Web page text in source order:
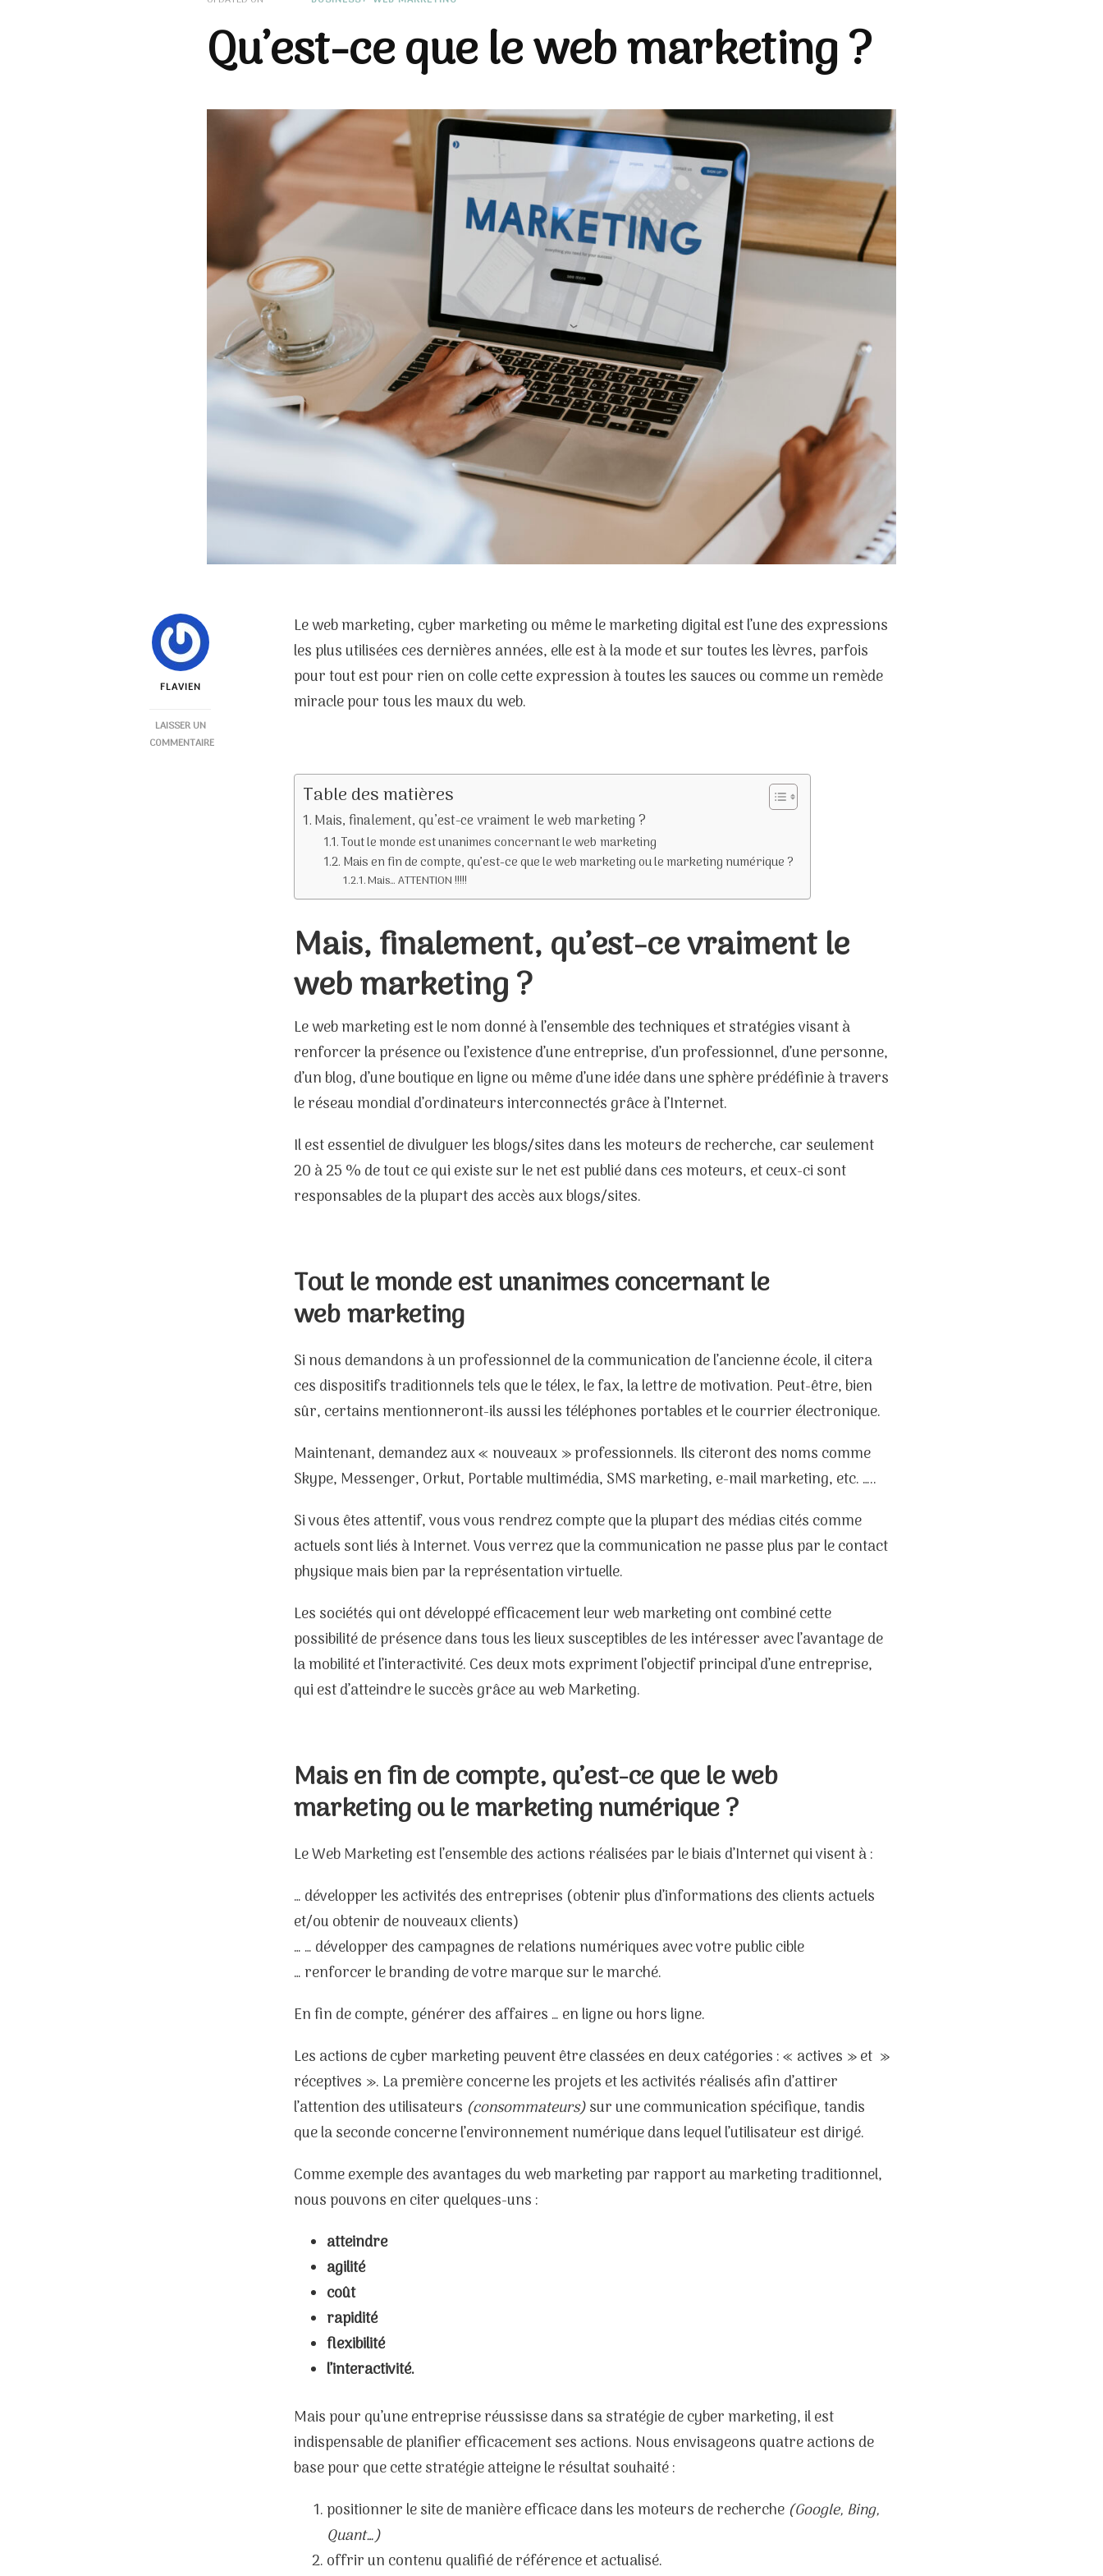
Qu’est-ce que le web marketing ?
FLAVIEN
LAISSER UN
COMMENTAIRE
Le web marketing, cyber marketing ou même le marketing digital est l’une des expressions
les plus utilisées ces dernières années, elle est à la mode et sur toutes les lèvres, parfois
pour tout est pour rien on colle cette expression à toutes les sauces ou comme un remède
miracle pour tous les maux du web.
Table des matières
Mais, finalement, qu’est-ce vraiment le web marketing ?
Tout le monde est unanimes concernant le web marketing
Mais en fin de compte, qu’est-ce que le web marketing ou le marketing numérique ?
Mais… ATTENTION !!!!!
Mais, finalement, qu’est-ce vraiment le
web marketing ?
Le web marketing est le nom donné à l’ensemble des techniques et stratégies visant à
renforcer la présence ou l’existence d’une entreprise, d’un professionnel, d’une personne,
d’un blog, d’une boutique en ligne ou même d’une idée dans une sphère prédéfinie à travers
le réseau mondial d’ordinateurs interconnectés grâce à l’Internet.
Il est essentiel de divulguer les blogs/sites dans les moteurs de recherche, car seulement
20 à 25 % de tout ce qui existe sur le net est publié dans ces moteurs, et ceux-ci sont
responsables de la plupart des accès aux blogs/sites.
Tout le monde est unanimes concernant le
webmarketing
Si nous demandons à un professionnel de la communication de l’ancienne école, il citera
ces dispositifs traditionnels tels que le télex, le fax, la lettre de motivation. Peut-être, bien
sûr, certains mentionneront-ils aussi les téléphones portables et le courrier électronique.
Maintenant, demandez aux « nouveaux » professionnels. Ils citeront des noms comme
Skype, Messenger, Orkut, Portable multimédia, SMS marketing, e-mail marketing, etc. …..
Si vous êtes attentif, vous vous rendrez compte que la plupart des médias cités comme
actuels sont liés à Internet. Vous verrez que la communication ne passe plus par le contact
physique mais bien par la représentation virtuelle.
Les sociétés qui ont développé efficacement leur web marketing ont combiné cette
possibilité de présence dans tous les lieux susceptibles de les intéresser avec l’avantage de
la mobilité et l’interactivité. Ces deux mots expriment l’objectif principal d’une entreprise,
qui est d’atteindre le succès grâce au web Marketing.
Mais en fin de compte, qu’est-ce que le web
marketing ou le marketing numérique ?
Le Web Marketing est l’ensemble des actions réalisées par le biais d’Internet qui visent à :
… développer les activités des entreprises (obtenir plus d’informations des clients actuels
et/ou obtenir de nouveaux clients)
… … développer des campagnes de relations numériques avec votre public cible
… renforcer le branding de votre marque sur le marché.
En fin de compte, générer des affaires … en ligne ou hors ligne.
Les actions de cyber marketing peuvent être classées en deux catégories : « actives » et »
réceptives ». La première concerne les projets et les activités réalisés afin d’attirer
l’attention des utilisateurs (consommateurs)sur une communication spécifique, tandis
que la seconde concerne l’environnement numérique dans lequel l’utilisateur est dirigé.
Comme exemple des avantages du web marketing par rapport au marketing traditionnel,
nous pouvons en citer quelques-uns :
atteindre
agilité
coût
rapidité
flexibilité
l’interactivité.
Mais pour qu’une entreprise réussisse dans sa stratégie de cyber marketing, il est
indispensable de planifier efficacement ses actions. Nous envisageons quatre actions de
base pour que cette stratégie atteigne le résultat souhaité :
positionner le site de manière efficace dans les moteurs de recherche (Google, Bing,
Quant…)
offrir un contenu qualifié de référence et actualisé.